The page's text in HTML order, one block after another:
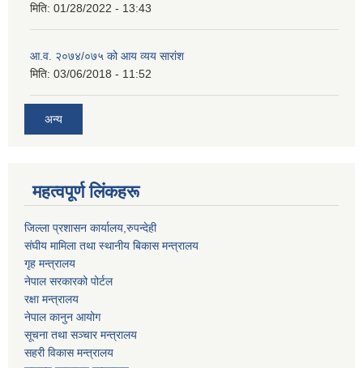
मिति: 01/28/2022 - 13:43
आ.व. २०७४/०७५ को आय व्यय सारांश
मिति: 03/06/2018 - 11:52
अन्य
महत्वपूर्ण लिंकहरू
जिल्ला प्रशासन कार्यालय,रुपन्देही
संघीय मामिला तथा स्थानीय बिकास मन्त्रालय
गृह मन्त्रालय
नेपाल सरकारको पोर्टल
रक्षा मन्त्रालय
नेपाल कानुन आयोग
सूचना तथा सञ्चार मन्त्रालय
सहरी विकास मन्त्रालय